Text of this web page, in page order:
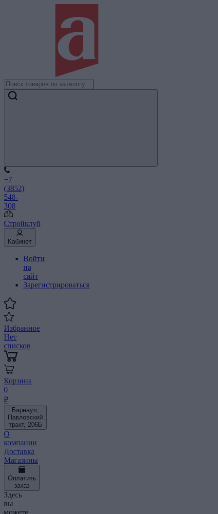
+7
(3852)
548-
308
Стройклуб
Кабинет
Войти
на
сайт
Зарегистрироваться
Избранное
Нет
списков
Корзина
0
₽
Барнаул,
Павловский
тракт, 206Б
О
компании
Доставка
Магазины
Оплатить
заказ
Здесь
вы
можете